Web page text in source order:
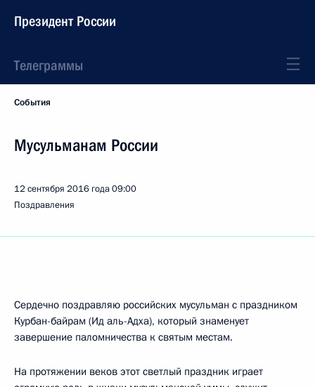
Президент России
Телеграммы
События
Мусульманам России
12 сентября 2016 года09:00
Поздравления
Сердечно поздравляю российских мусульман с праздником
Курбан-байрам (Ид аль-Адха), который знаменует
завершение паломничества к святым местам.
На протяжении веков этот светлый праздник играет